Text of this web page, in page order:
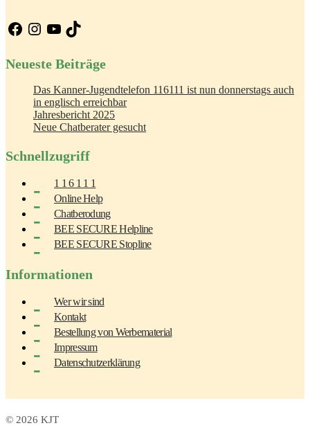
Facebook
Instagram
YouTube
TikTok
Neueste Beiträge
Das Kanner-Jugendtelefon 116111 ist nun donnerstags auch
in englisch erreichbar
Jahresbericht 2025
Neue Chatberater gesucht
Schnellzugriff
1 1 6 1 1 1
Online Help
Chatberodung
BEE SECURE Helpline
BEE SECURE Stopline
Informationen
Wer wir sind
Kontakt
Bestellung von Werbematerial
Impressum
Datenschutzerklärung
© 2026 KJT